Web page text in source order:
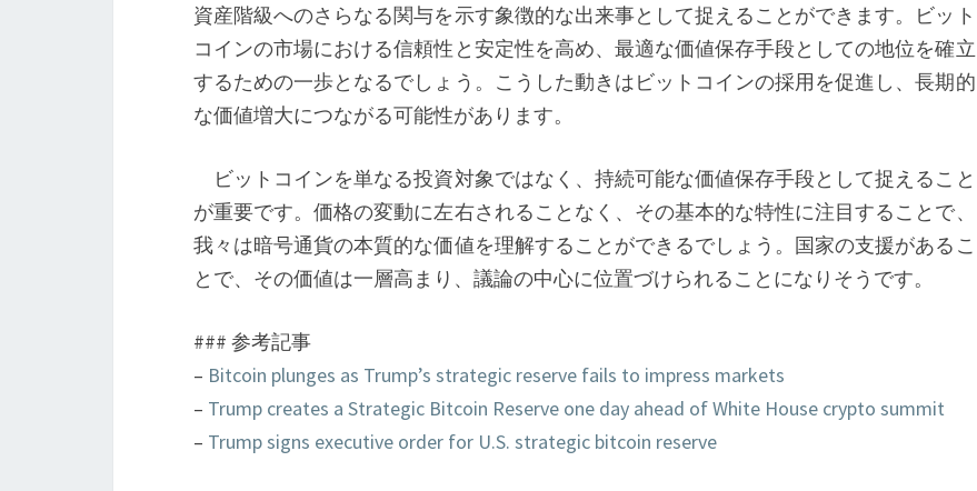
響
と
そ
義
資産階級へのさらなる関与を示す象徴的な出来事として捉えることができます。ビット
コインの市場における信頼性と安定性を高め、最適な価値保存手段としての地位を確立
するための一歩となるでしょう。こうした動きはビットコインの採用を促進し、長期的
な価値増大につながる可能性があります。
ビットコインを単なる投資対象ではなく、持続可能な価値保存手段として捉えること
が重要です。価格の変動に左右されることなく、その基本的な特性に注目することで、
我々は暗号通貨の本質的な価値を理解することができるでしょう。国家の支援があるこ
とで、その価値は一層高まり、議論の中心に位置づけられることになりそうです。
### 参考記事
– Bitcoin plunges as Trump’s strategic reserve fails to impress markets
– Trump creates a Strategic Bitcoin Reserve one day ahead of White House crypto summit
– Trump signs executive order for U.S. strategic bitcoin reserve